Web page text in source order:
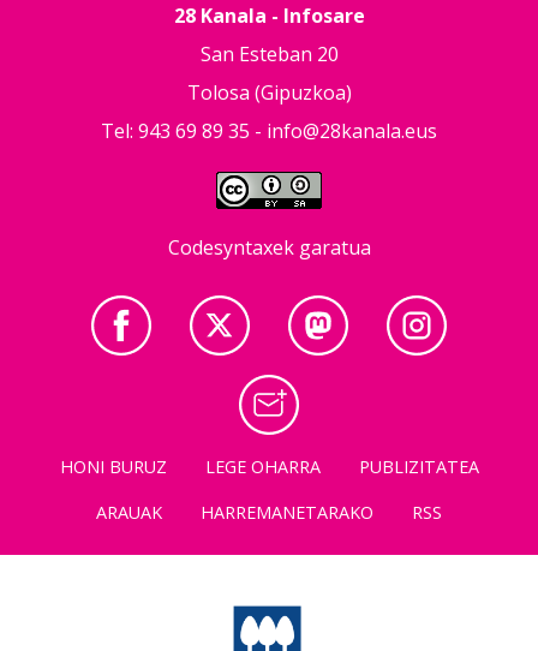
28 Kanala - Infosare
San Esteban 20
Tolosa (Gipuzkoa)
Tel: 943 69 89 35 - info@28kanala.eus
Codesyntaxek garatua
HONI BURUZ LEGE OHARRA
PUBLIZITATEA
ARAUAK
HARREMANETARAKO RSS